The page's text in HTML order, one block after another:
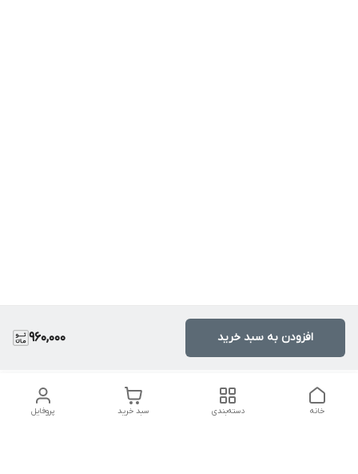
960,000 افزودن به سبد خرید
پروفایل سبد خرید دسته‌بندی خانه